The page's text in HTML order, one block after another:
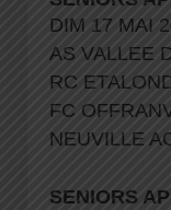
DIM 17 MAI
AS VALLEE
RC
FC
NEUVILLE
SENIORS